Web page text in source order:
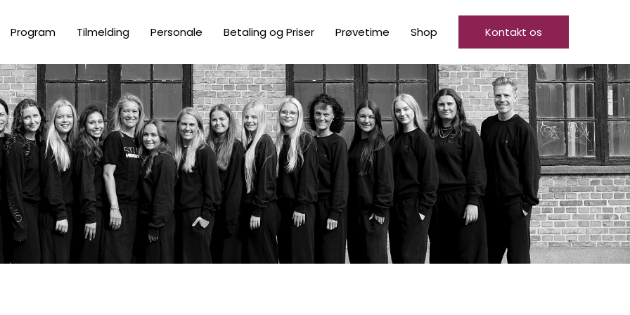
Program Tilmelding Personale Betaling og Priser Prøvetime Shop Kontakt os